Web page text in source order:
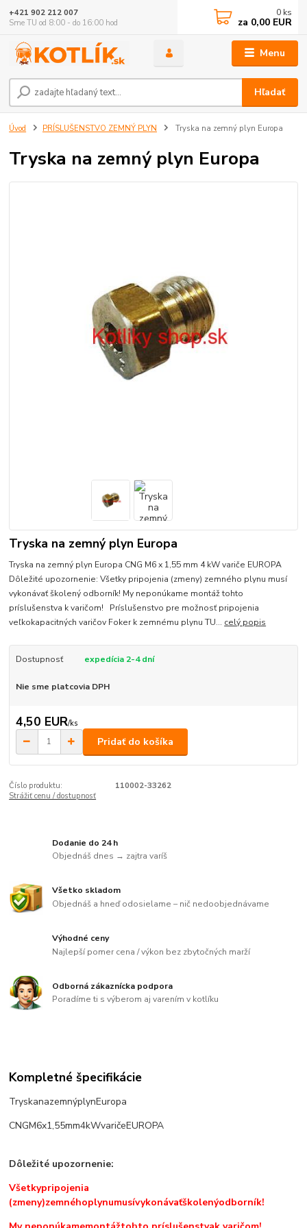
Menu
Hľadať
+421 902 212 007
Sme TU od 8:00 - do 16:00 hod
0 ks
za 0,00 EUR
Úvod PRÍSLUŠENSTVO ZEMNÝ PLYN Tryska na zemný plyn Europa
Tryska na zemný plyn Europa
Tryska na zemný plyn Europa
Tryska na zemný plyn Europa CNG M6 x 1,55 mm 4 kW variče EUROPA
Dôležité upozornenie: Všetky pripojenia (zmeny) zemného plynu musí
vykonávať školený odborník! My neponúkame montáž tohto
príslušenstva k varičom! Príslušenstvo pre možnosť pripojenia
veľkokapacitných varičov Foker k zemnému plynu TU... celý popis
Dostupnosť expedícia 2-4 dní
Nie sme platcovia DPH
4,50 EUR/ks
Pridať do košíka
Číslo produktu:
110002-33262
Strážiť cenu / dostupnosť
Dodanie do 24 h
Objednáš dnes → zajtra varíš
Všetko skladom
Objednáš a hneď odosielame – nič nedoobjednávame
Výhodné ceny
Najlepší pomer cena / výkon bez zbytočných marží
Odborná zákaznícka podpora
Poradíme ti s výberom aj varením v kotlíku
Kompletné špecifikácie
TryskanazemnýplynEuropa
CNGM6x1,55mm4kWvaričeEUROPA
Dôležité upozornenie:
Všetkypripojenia
(zmeny)zemnéhoplynumusívykonávaťškolenýodborník!